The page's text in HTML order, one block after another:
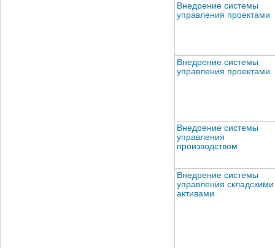
Внедрение системы
управления проектами
Внедрение системы
управления проектами
Внедрение системы
управления
производством
Внедрение системы
управления складскими
активами